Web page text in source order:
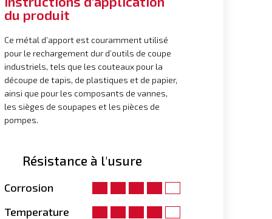
du produit
Ce métal d’apport est couramment utilisé
pour le rechargement dur d’outils de coupe
industriels, tels que les couteaux pour la
découpe de tapis, de plastiques et de papier,
ainsi que pour les composants de vannes,
les sièges de soupapes et les pièces de
pompes.
Résistance à l'usure
Corrosion
Temperature